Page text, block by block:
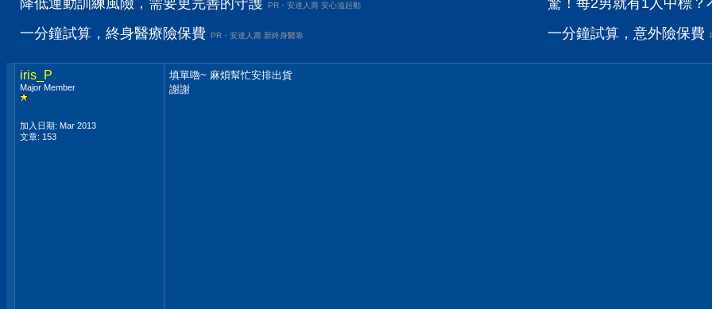
降低運動訓練風險，需要更完善的守護 PR・安達人壽 安心溢起動
一分鐘試算，終身醫療險保費 PR・安達人壽 新終身醫靠
驚！每2男就有1人中標？
一分鐘試算，意外險保費
iris_P
Major Member
加入日期: Mar 2013
文章: 153
填單嚕~ 麻煩幫忙安排出貨
謝謝